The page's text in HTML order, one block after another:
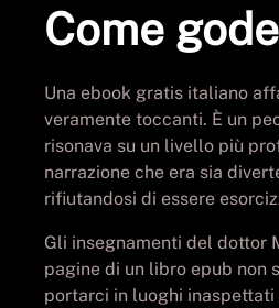
Come
Una ebook gratis italiano
veramente toccanti. È un
risonava su un livello più
narrazione che era sia
rifiutandosi di essere
Gli insegnamenti del dottor
pagine di un libro epub non
portarci in luoghi inaspettati